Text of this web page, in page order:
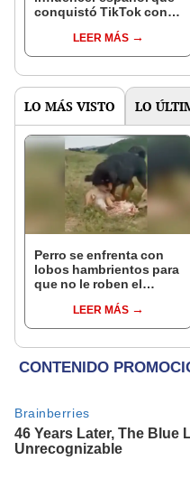
conquistó TikTok con
"Mi amor nació por la
gastronomía"
LEER MÁS
LO MÁS VISTO LO
Perro se enfrenta con
lobos hambrientos para
que no le roben el
‘amigo’ [VIDEO]
LEER MÁS